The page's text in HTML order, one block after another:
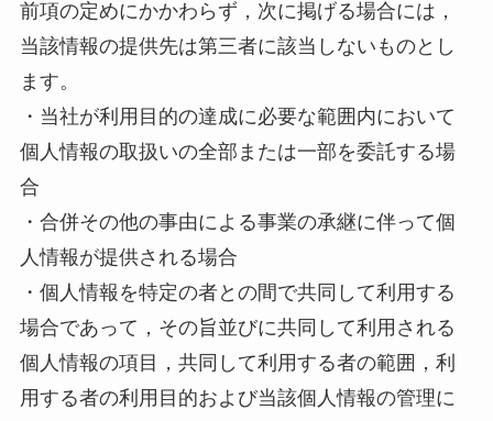
前項の定めにかかわらず，次に掲げる場合には，
当該情報の提供先は第三者に該当しないものとし
ます。
・当社が利用目的の達成に必要な範囲内において
個人情報の取扱いの全部または一部を委託する場
合
・合併その他の事由による事業の承継に伴って個
人情報が提供される場合
・個人情報を特定の者との間で共同して利用する
場合であって，その旨並びに共同して利用される
個人情報の項目，共同して利用する者の範囲，利
用する者の利用目的および当該個人情報の管理に